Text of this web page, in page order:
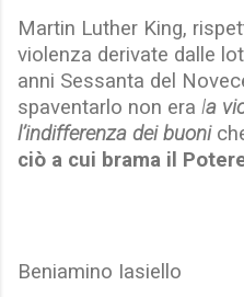
Martin Luther King,
violenza derivate dalle
anni Sessanta del
spaventarlo non era la
l’indifferenza dei buoni
ciò a cui brama il
Beniamino Iasiello